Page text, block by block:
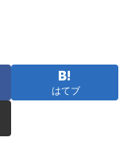
はてブ